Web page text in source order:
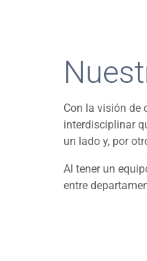
Con la visión de
interdisciplinar
un lado y, por
Al tener un
entre